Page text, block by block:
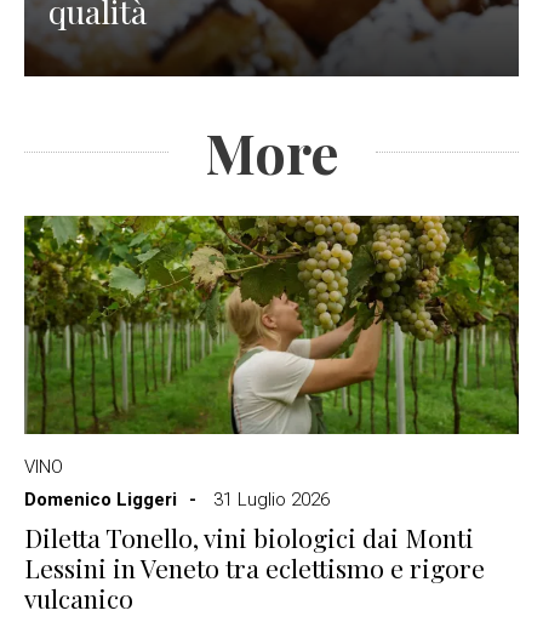
qualità
More
VINO
Domenico Liggeri
31 Luglio 2026
Diletta Tonello, vini biologici dai Monti
Lessini in Veneto tra eclettismo e rigore
vulcanico